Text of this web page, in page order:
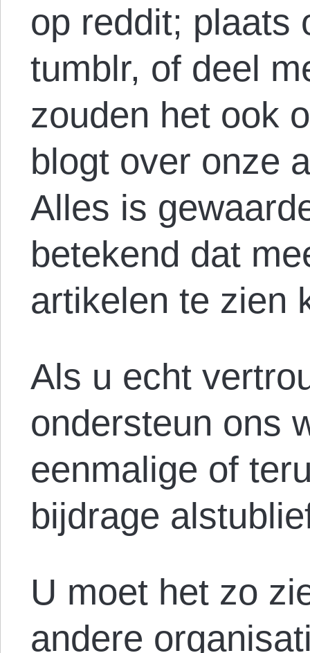
op reddit; plaats
tumblr, of deel
zouden het ook
blogt over onze
Alles is
betekend dat
artikelen te zien
Als u echt
ondersteun ons
eenmalige of
bijdrage
U moet het zo
andere